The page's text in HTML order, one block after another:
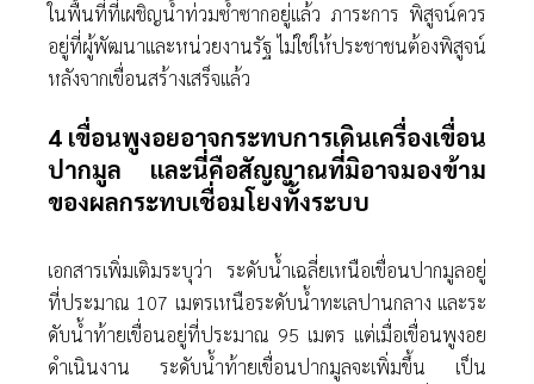
ในพื้นที่ที่เผชิญนํ้าท่วมซํ้าซากอยู่แล้ว ภาระการ พิสูจน์ควร
อยู่ที่ผู้พัฒนาและหน่วยงานรัฐ ไม่ใช่ให้ประชาชนต้องพิสูจน์
หลังจากเขื่อนสร้างเสร็จแล้ว
4 เขื่อนพูงอยอาจกระทบการเดินเครื่องเขื่อน
ปากมูล และนี่คือสัญญาณที่มิอาจมองข้าม
ของผลกระทบเชื่อมโยงทั้งระบบ
เอกสารเพิ่มเติมระบุว่า ระดับนํ้าเฉลี่ยเหนือเขื่อนปากมูลอยู่
ที่ประมาณ 107 เมตรเหนือระดับนํ้าทะเลปานกลาง และระ
ดับนํ้าท้ายเขื่อนอยู่ที่ประมาณ 95 เมตร แต่เมื่อเขื่อนพูงอย
ดําเนินงาน ระดับนํ้าท้ายเขื่อนปากมูลจะเพิ่มขึ้น เป็น